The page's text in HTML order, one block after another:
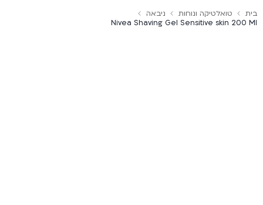
בית טואלטיקה ונוחות
ניבאה
Nivea Shaving Gel Sensitive skin 200 Ml